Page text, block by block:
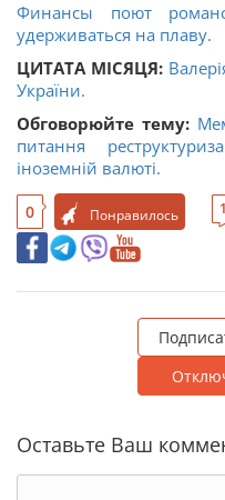
Финансы поют
удерживаться на плаву.
ЦИТАТА МІСЯЦЯ:
України.
Обговорюйте тему:
питання
іноземній валюті.
0 Понравилось
Оставьте Ваш